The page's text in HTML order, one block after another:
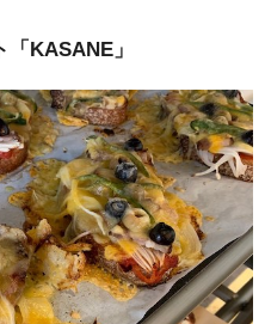
KASANE」